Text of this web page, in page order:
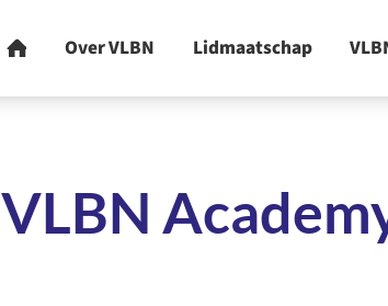
VLBN